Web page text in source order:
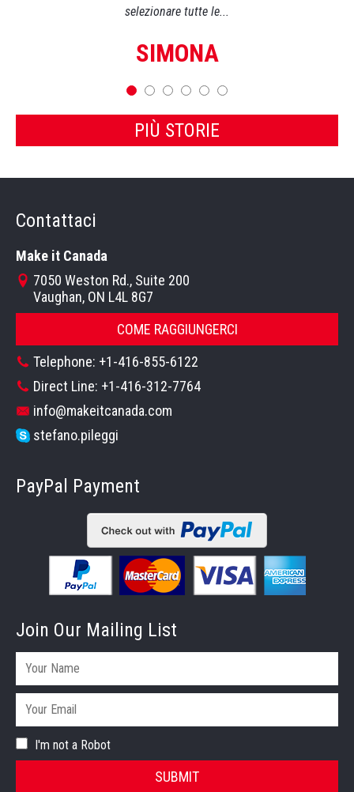
selezionare tutte le...
SIMONA
PIÙ STORIE
Contattaci
Make it Canada
7050 Weston Rd., Suite 200
Vaughan, ON L4L 8G7
COME RAGGIUNGERCI
Telephone: +1-416-855-6122
Direct Line: +1-416-312-7764
info@makeitcanada.com
stefano.pileggi
PayPal Payment
Join Our Mailing List
I'm not a Robot
SUBMIT